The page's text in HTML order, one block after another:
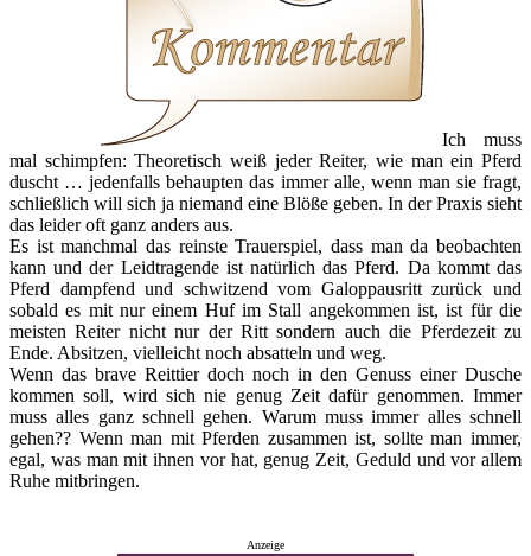
Ich muss
mal schimpfen: Theoretisch weiß jeder Reiter, wie man ein Pferd
duscht … jedenfalls behaupten das immer alle, wenn man sie fragt,
schließlich will sich ja niemand eine Blöße geben. In der Praxis sieht
das leider oft ganz anders aus.
Es ist manchmal das reinste Trauerspiel, dass man da beobachten
kann und der Leidtragende ist natürlich das Pferd. Da kommt das
Pferd dampfend und schwitzend vom Galoppausritt zurück und
sobald es mit nur einem Huf im Stall angekommen ist, ist für die
meisten Reiter nicht nur der Ritt sondern auch die Pferdezeit zu
Ende. Absitzen, vielleicht noch absatteln und weg.
Wenn das brave Reittier doch noch in den Genuss einer Dusche
kommen soll, wird sich nie genug Zeit dafür genommen. Immer
muss alles ganz schnell gehen. Warum muss immer alles schnell
gehen?? Wenn man mit Pferden zusammen ist, sollte man immer,
egal, was man mit ihnen vor hat, genug Zeit, Geduld und vor allem
Ruhe mitbringen.
Anzeige